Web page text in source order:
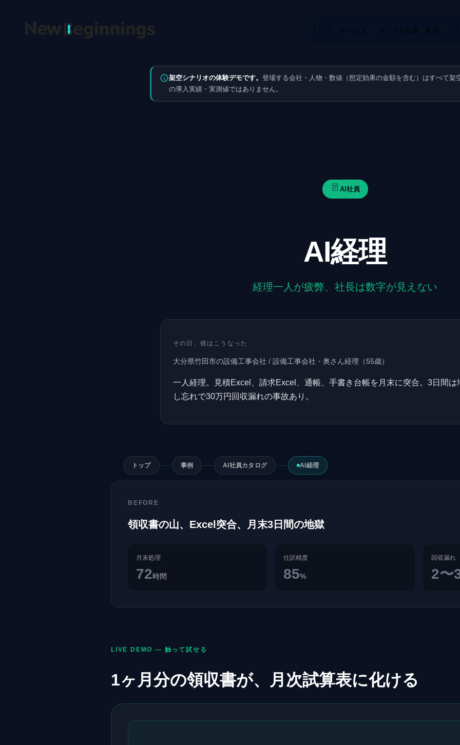
架空シナリオの体験デモです。 登場する会社・人物・数値（想定効果の金額を含む）はすべて架
の導入実績・実測値ではありません。
AI社員
AI経理
経理一人が疲弊、社長は数字が見えない
その日、彼はこうなった
大分県竹田市の設備工事会社 / 設備工事会社・奥さん経理 （55歳）
一人経理。見積Excel、請求Excel、通帳、手書き台帳を月末に突合。3日間は
し忘れで30万円回収漏れの事故あり。
トップ 事例 AI社員カタログ AI経理
BEFORE
領収書の山、Excel突合、月末3日間の地獄
月末処理
72時間
仕訳精度
85%
回収漏れ
2〜
LIVE DEMO — 触って試せる
1ヶ月分の領収書が、月次試算表に化ける